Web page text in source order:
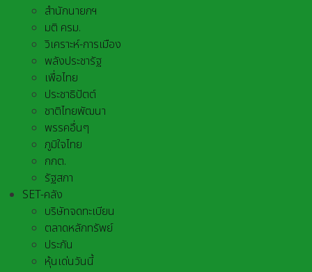
สำนักนายกฯ
มติ ครม.
วิเคราะห์-การเมือง
พลังประชารัฐ
เพื่อไทย
ประชาธิปัตต์
ชาติไทยพัฒนา
พรรคอื่นๆ
ภูมิใจไทย
กกต.
รัฐสภา
SET-คลัง
บริษัทจดทะเบียน
ตลาดหลักทรัพย์
ประกัน
หุ้นเด่นวันนี้